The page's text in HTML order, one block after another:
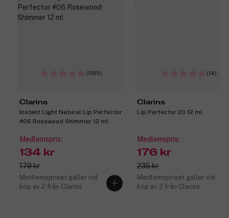
(585)
Clarins
Instant Light Natural Lip Perfector
#06 Rosewood Shimmer 12 ml
Medlemspris:
134 kr
179 kr
Medlemspriset gäller vid
köp av 2 från Clarins
(14)
Clarins
Lip Perfector 20 12 ml
Medlemspris:
176 kr
235 kr
Medlemspriset gäller vid
köp av 2 från Clarins